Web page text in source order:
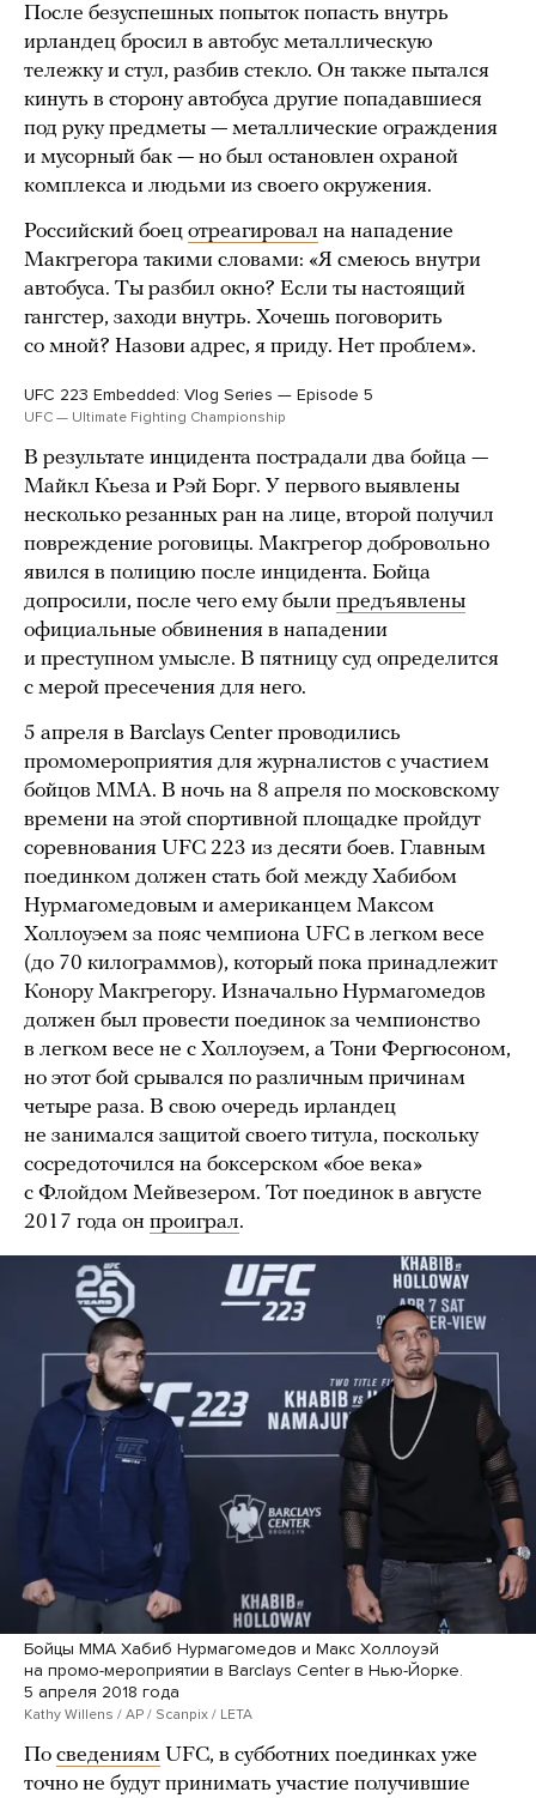
После безуспешных попыток попасть внутрь
ирландец бросил в автобус металлическую
тележку и стул, разбив стекло. Он также пытался
кинуть в сторону автобуса другие попадавшиеся
под руку предметы — металлические ограждения
и мусорный бак — но был остановлен охраной
комплекса и людьми из своего окружения.
Российский боец отреагировал на нападение
Макгрегора такими словами: «Я смеюсь внутри
автобуса. Ты разбил окно? Если ты настоящий
гангстер, заходи внутрь. Хочешь поговорить
со мной? Назови адрес, я приду. Нет проблем».
UFC 223 Embedded: Vlog Series — Episode 5
UFC — Ultimate Fighting Championship
В результате инцидента пострадали два бойца —
Майкл Кьеза и Рэй Борг. У первого выявлены
несколько резанных ран на лице, второй получил
повреждение роговицы. Макгрегор добровольно
явился в полицию после инцидента. Бойца
допросили, после чего ему были предъявлены
официальные обвинения в нападении
и преступном умысле. В пятницу суд определится
с мерой пресечения для него.
5 апреля в Barclays Center проводились
промомероприятия для журналистов с участием
бойцов ММА. В ночь на 8 апреля по московскому
времени на этой спортивной площадке пройдут
соревнования UFC 223 из десяти боев. Главным
поединком должен стать бой между Хабибом
Нурмагомедовым и американцем Максом
Холлоуэем за пояс чемпиона UFC в легком весе
(до 70 килограммов), который пока принадлежит
Конору Макгрегору. Изначально Нурмагомедов
должен был провести поединок за чемпионство
в легком весе не с Холлоуэем, а Тони Фергюсоном,
но этот бой срывался по различным причинам
четыре раза. В свою очередь ирландец
не занимался защитой своего титула, поскольку
сосредоточился на боксерском «бое века»
с Флойдом Мейвезером. Тот поединок в августе
2017 года он проиграл.
Бойцы ММА Хабиб Нурмагомедов и Макс Холлоуэй
на промо-мероприятии в Barclays Center в Нью-Йорке.
5 апреля 2018 года
Kathy Willens / AP / Scanpix / LETA
По сведениям UFC, в субботних поединках уже
точно не будут принимать участие получившие